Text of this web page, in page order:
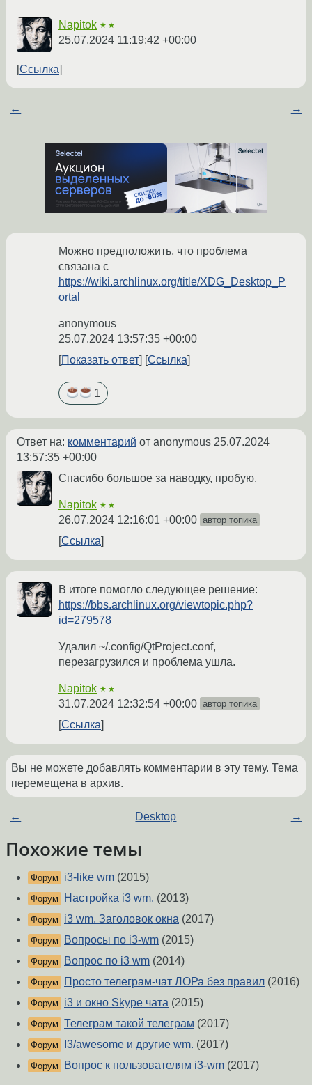
Napitok ★★
25.07.2024 11:19:42 +00:00
Ссылка
← →
Можно предположить, что проблема
связана с
https://wiki.archlinux.org/title/XDG_Desktop_P
ortal
anonymous
25.07.2024 13:57:35 +00:00
Показать ответ
Ссылка
1
Ответ на: комментарий от anonymous 25.07.2024
13:57:35 +00:00
Спасибо большое за наводку, пробую.
Napitok ★★
26.07.2024 12:16:01 +00:00 автор топика
Ссылка
В итоге помогло следующее решение:
https://bbs.archlinux.org/viewtopic.php?
id=279578
Удалил ~/.config/QtProject.conf,
перезагрузился и проблема ушла.
Napitok ★★
31.07.2024 12:32:54 +00:00 автор топика
Ссылка
Вы не можете добавлять комментарии в эту тему. Тема
перемещена в архив.
← Desktop →
Похожие темы
Форум i3-like wm (2015)
Форум Настройка i3 wm. (2013)
Форум i3 wm. Заголовок окна (2017)
Форум Вопросы по i3-wm (2015)
Форум Вопрос по i3 wm (2014)
Форум Просто телеграм-чат ЛОРа без правил (2016)
Форум i3 и окно Skype чата (2015)
Форум Телеграм такой телеграм (2017)
Форум I3/awesome и другие wm. (2017)
Форум Вопрос к пользователям i3-wm (2017)